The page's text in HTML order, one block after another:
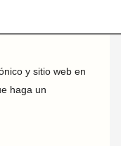
y sitio web en
haga un